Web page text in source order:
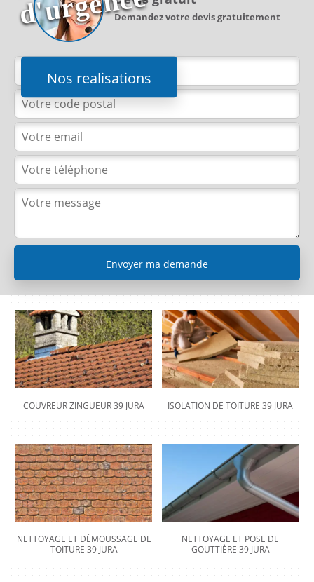
Nos realisations
Demandez votre devis gratuitement
COUVREUR ZINGUEUR 39 JURA ISOLATION DE TOITURE 39 JURA
NETTOYAGE ET DÉMOUSSAGE DE
TOITURE 39 JURA
NETTOYAGE ET POSE DE
GOUTTIÈRE 39 JURA